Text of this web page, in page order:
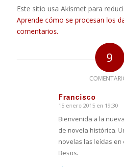
Este sitio usa Akismet para
Aprende cómo se procesan los
comentarios.
9
Francisco
Dice:
15 enero 2015 en 19:30
Bienvenida a la
de novela histórica.
novelas las leídas en
Besos.